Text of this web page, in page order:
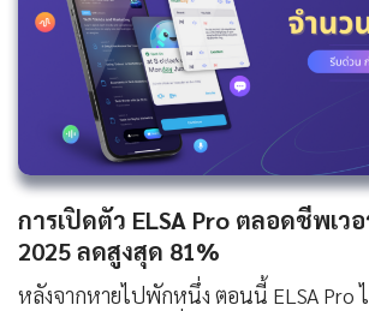
การเปิดตัว ELSA Pro ตลอดชีพเว
2025 ลดสูงสุด 81%
หลังจากหายไปพักหนึ่ง ตอนนี้ ELSA Pro